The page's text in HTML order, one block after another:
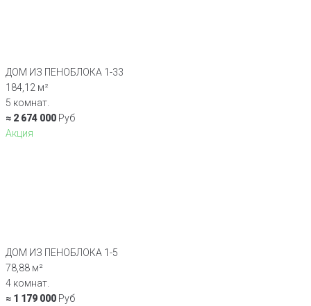
ДОМ ИЗ ПЕНОБЛОКА 1-33
184,12 м²
5 комнат.
≈ 2 674 000 Руб
Акция
ДОМ ИЗ ПЕНОБЛОКА 1-5
78,88 м²
4 комнат.
≈ 1 179 000 Руб